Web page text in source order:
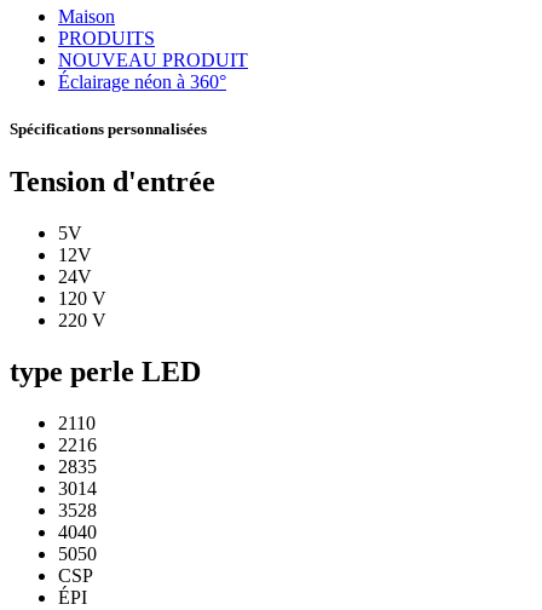
Maison
PRODUITS
NOUVEAU PRODUIT
Éclairage néon à 360°
Spécifications personnalisées
Tension d'entrée
5V
12V
24V
120 V
220 V
type perle LED
2110
2216
2835
3014
3528
4040
5050
CSP
ÉPI